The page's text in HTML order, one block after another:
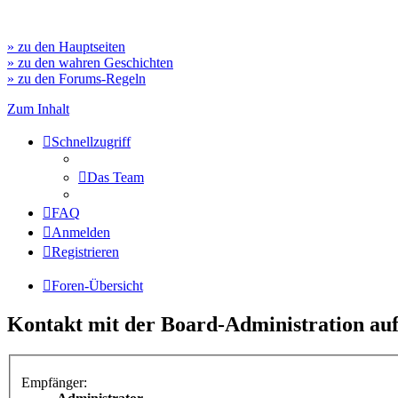
» zu den Hauptseiten
» zu den wahren Geschichten
» zu den Forums-Regeln
Zum Inhalt
Schnellzugriff
Das Team
FAQ
Anmelden
Registrieren
Foren-Übersicht
Kontakt mit der Board-Administration
Empfänger: